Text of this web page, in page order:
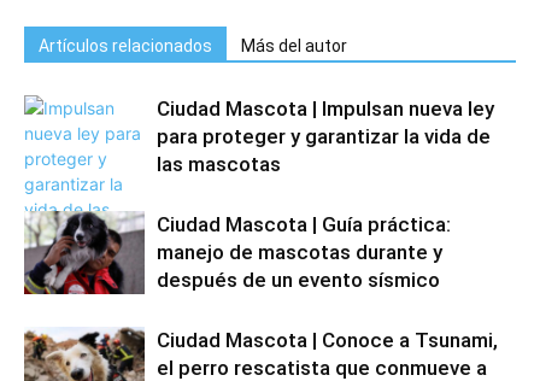
Artículos relacionados Más del autor
Ciudad Mascota | Impulsan nueva ley
para proteger y garantizar la vida de
las mascotas
Ciudad Mascota | Guía práctica:
manejo de mascotas durante y
después de un evento sísmico
Ciudad Mascota | Conoce a Tsunami,
el perro rescatista que conmueve a